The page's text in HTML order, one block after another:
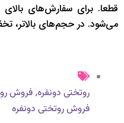
می‌شود. در حجم‌های بالاتر،
روتختی دونفره, فروش
فروش روتختی دونفره